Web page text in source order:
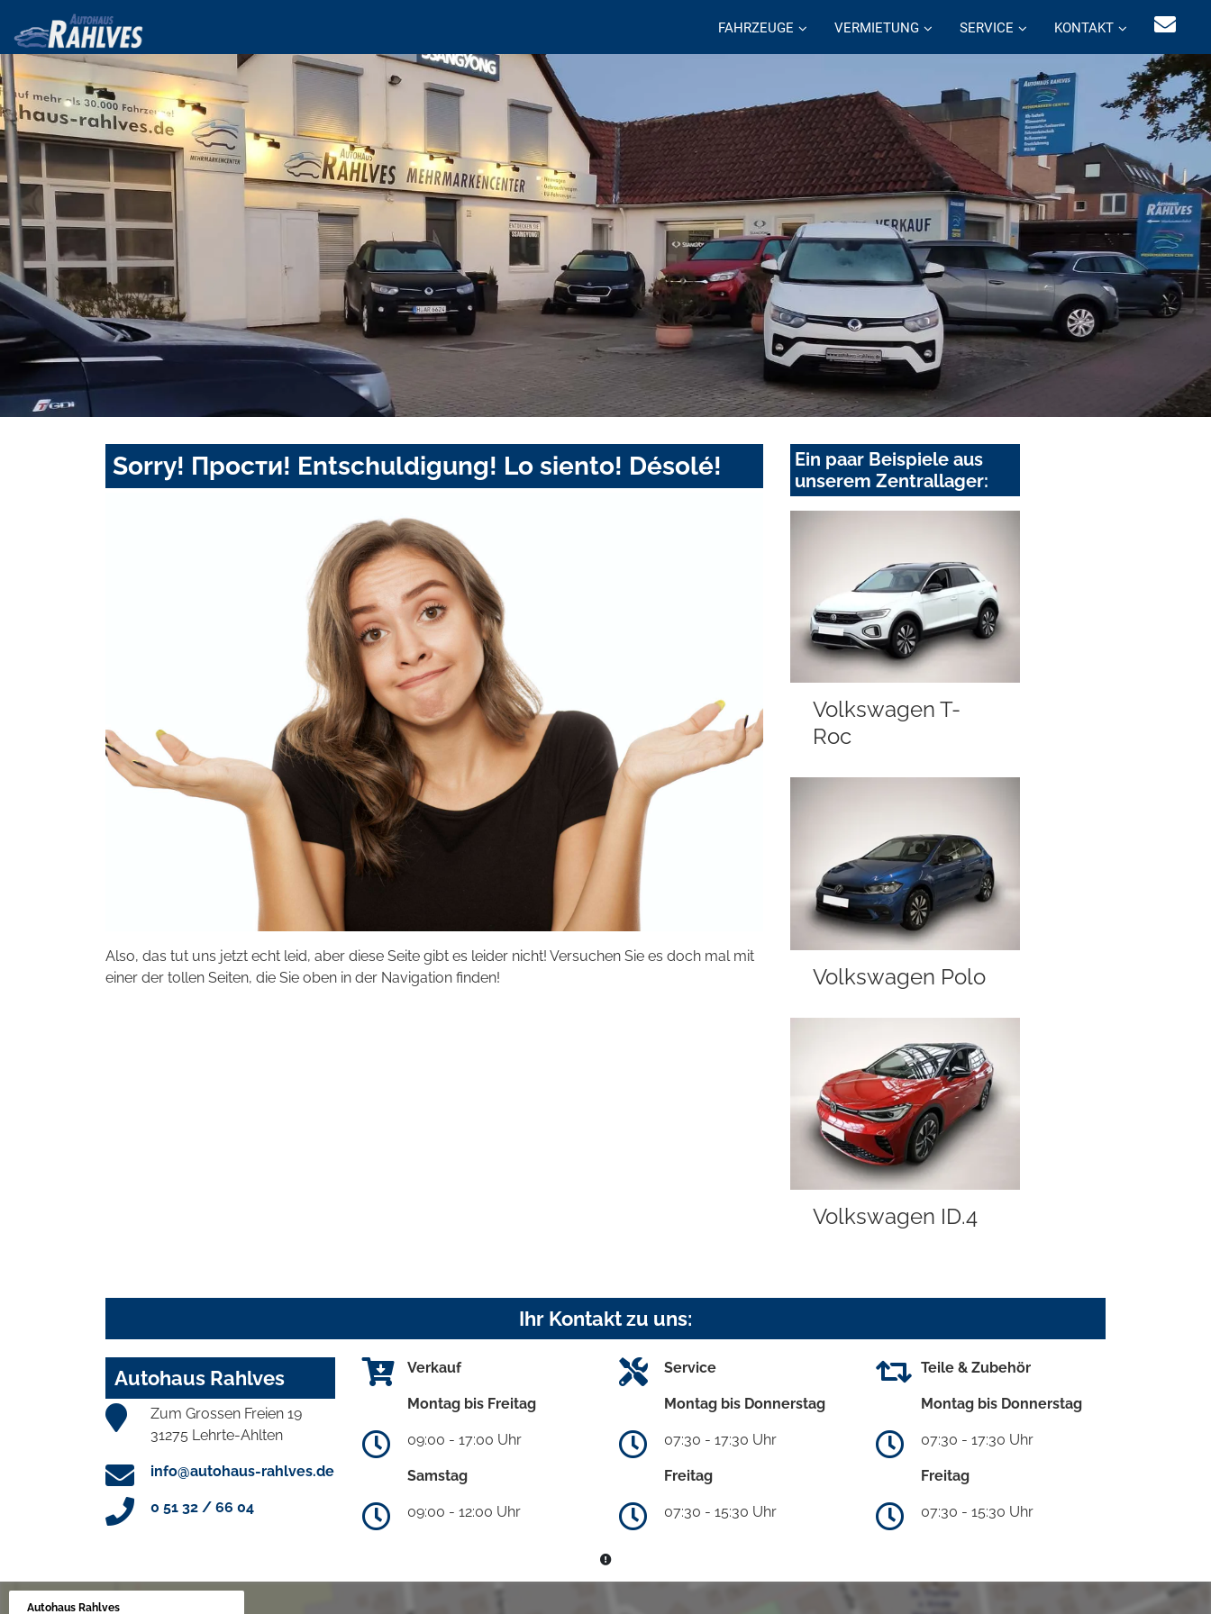
FAHRZEUGE VERMIETUNG SERVICE KONTAKT
Sorry! Прости! Entschuldigung! Lo siento! Désolé!
Also, das tut uns jetzt echt leid, aber diese Seite gibt es leider nicht! Versuchen Sie es doch mal mit
einer der tollen Seiten, die Sie oben in der Navigation finden!
Ein paar Beispiele aus
unserem Zentrallager:
Volkswagen T-
Roc
Volkswagen Polo
Volkswagen ID.4
Ihr Kontakt zu uns:
Autohaus Rahlves
Zum Grossen Freien 19
31275 Lehrte-Ahlten
info@autohaus-rahlves.de
0 51 32 / 66 04
Verkauf
Montag bis Freitag
09:00 - 17:00 Uhr
Samstag
09:00 - 12:00 Uhr
Service
Montag bis Donnerstag
07:30 - 17:30 Uhr
Freitag
07:30 - 15:30 Uhr
Teile & Zubehör
Montag bis Donnerstag
07:30 - 17:30 Uhr
Freitag
07:30 - 15:30 Uhr
Autohaus Rahlves